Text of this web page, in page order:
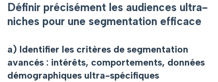
Définir précisément les audiences ultra-
niches pour une segmentation efficace
a) Identifier les critères de segmentation
avancés : intérêts, comportements, données
démographiques ultra-spécifiques